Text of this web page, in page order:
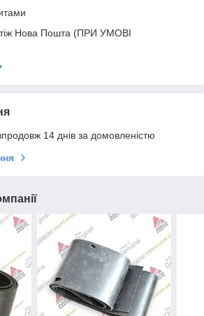
Нова Пошта (ПРИ УМОВІ
14 днів за домовленістю